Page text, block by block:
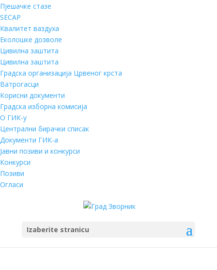
Пјешачке стазе
SECAP
Квалитет ваздуха
Еколошке дозволе
Цивилна заштита
Цивилна заштита
Градска организација Црвеног крста
Ватрогасци
Корисни документи
Градска изборна комисија
О ГИК-у
Централни бирачки списак
Документи ГИК-а
Јавни позиви и конкурси
Конкурси
Позиви
Огласи
Izaberite stranicu